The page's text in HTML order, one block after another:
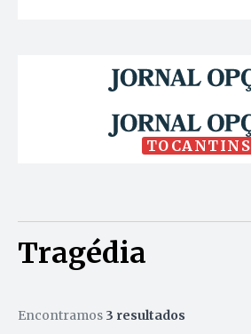
TOCANTINS
Tragédia
Encontramos 3 resultados